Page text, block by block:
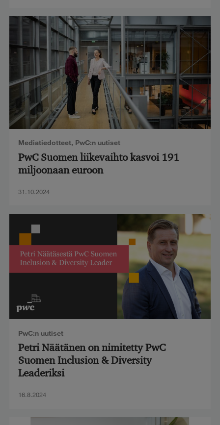
Mediatiedotteet, PwC:n uutiset
PwC Suomen liikevaihto kasvoi 191
miljoonaan euroon
31.10.2024
PwC:n uutiset
Petri Näätänen on nimitetty PwC
Suomen Inclusion & Diversity
Leaderiksi
16.8.2024